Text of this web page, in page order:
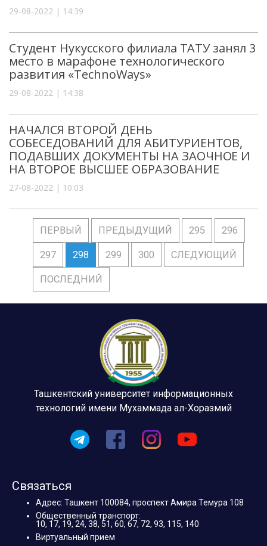
29-08-2022 | 14:39
Студент Нукусского филиала ТАТУ занял 3
место в марафоне технологического
развития «TechnoWays»
29-08-2022 | 14:38
НАЧАЛСЯ ВТОРОЙ ДЕНЬ
СОБЕСЕДОВАНИЙ ДЛЯ АБИТУРИЕНТОВ,
ПОДАВШИХ ДОКУМЕНТЫ НА ЗАОЧНОЕ И
НА ВТОРОЕ ВЫСШЕЕ ОБРАЗОВАНИЕ
27-08-2022 | 10:03
ПЕРВЫЙ ПРЕДЫДУЩИЙ 295 296
297 298 299 300 СЛЕДУЮЩИЙ
ПОСЛЕДНИЙ
Ташкентский университет информационных
технологий имени Мухаммада ал-Хоразмий
Связаться
Адрес: Ташкент 100084, проспект Амира Темура 108
Общественный транспорт:
10, 17, 19, 24, 38, 51, 60, 67, 72, 93, 115, 140
Виртуальный прием